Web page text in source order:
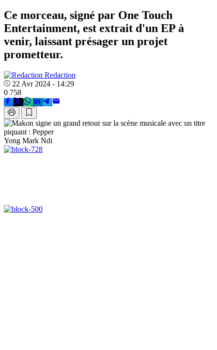
Ce morceau, signé par One Touch
Entertainment, est extrait d'un EP à
venir, laissant présager un projet
prometteur.
Redaction
22 Avr 2024 - 14:29
0 758
Yong Mark Ndi